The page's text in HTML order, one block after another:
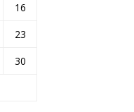
16
23
30